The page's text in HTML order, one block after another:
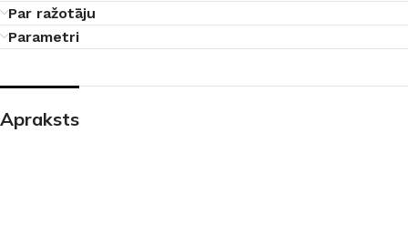
Par ražotāju
Parametri
Apraksts